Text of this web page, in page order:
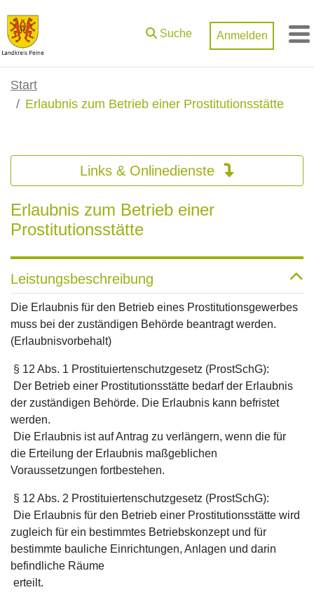
Zum Hauptinhalt springen
Suche Anmelden
Start
Erlaubnis zum Betrieb einer Prostitutionsstätte
Links & Onlinedienste
Erlaubnis zum Betrieb einer
Prostitutionsstätte
Leistungsbeschreibung
Die Erlaubnis für den Betrieb eines Prostitutionsgewerbes
muss bei der zuständigen Behörde beantragt werden.
(Erlaubnisvorbehalt)
§ 12 Abs. 1 Prostituiertenschutzgesetz (ProstSchG):
Der Betrieb einer Prostitutionsstätte bedarf der Erlaubnis
der zuständigen Behörde. Die Erlaubnis kann befristet
werden.
Die Erlaubnis ist auf Antrag zu verlängern, wenn die für
die Erteilung der Erlaubnis maßgeblichen
Voraussetzungen fortbestehen.
§ 12 Abs. 2 Prostituiertenschutzgesetz (ProstSchG):
Die Erlaubnis für den Betrieb einer Prostitutionsstätte wird
zugleich für ein bestimmtes Betriebskonzept und für
bestimmte bauliche Einrichtungen, Anlagen und darin
befindliche Räume
erteilt.